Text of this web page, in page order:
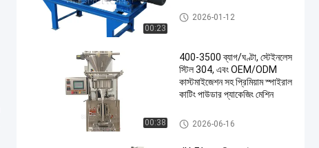
00:23
সার ডিওয়্যারিং মেশিন
2026-01-12
00:38
400-3500 ব্যাগ/ঘণ্টা, স্টেইনলেস
স্টিল 304, এবং OEM/ODM
কাস্টমাইজেশন সহ প্রিমিয়াম স্পাইরাল
কাটিং পাউডার প্যাকেজিং মেশিন
সার প্যাকেজিং মেশিন
2026-06-16